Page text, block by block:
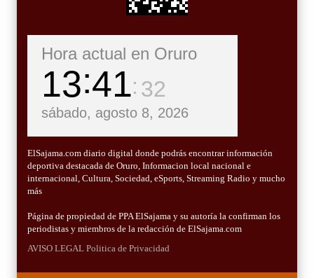
Hora actual en Oruro
13 41 33
sábado, agosto 8, 2026
ElSajama.com diario digital donde podrás encontrar información
deportiva destacada de Oruro, Informacion local nacional e
internacional, Cultura, Sociedad, eSports, Streaming Radio y mucho
más
Página de propiedad de PPA ElSajama y su autoría la confirman los
periodistas y miembros de la redacción de ElSajama.com
AVISO LEGAL Politica de Privacidad